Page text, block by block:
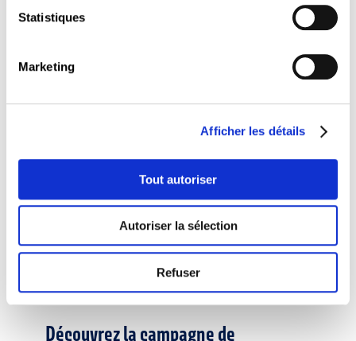
Statistiques
Marketing
Afficher les détails
Tout autoriser
Autoriser la sélection
Refuser
Conférence
conditions de travail
Plus d’informations
Découvrez la campagne de